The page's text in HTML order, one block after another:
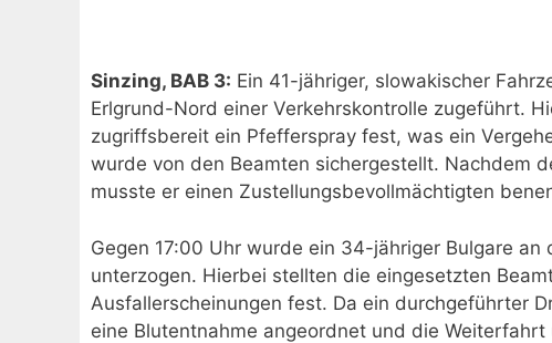
Sinzing, BAB 3: Ein 41-jähriger, slowakischer
Erlgrund-Nord einer Verkehrskontrolle zugeführt.
zugriffsbereit ein Pfefferspray fest, was ein
wurde von den Beamten sichergestellt. Nachdem
musste er einen Zustellungsbevollmächtigten
Gegen 17:00 Uhr wurde ein 34-jähriger Bulgare
unterzogen. Hierbei stellten die eingesetzten
Ausfallerscheinungen fest. Da ein durchgeführter
eine Blutentnahme angeordnet und die